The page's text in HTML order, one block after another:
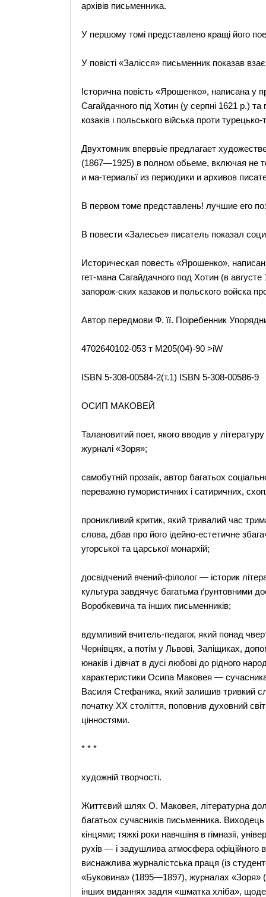
архівів письменника.
У першому томі представлено кращі його
У повісті «Залісся» письменник показав
Історична повість «Ярошенко», написана у
Сагайдачного під Хотин (у серпні 1621 р.)
козаків і польського війська проти
Двухтомник впервьіе предлагает
(1867—1925) в полном обьеме, включая не
и ма-териальї из периодики и архивов
В первом томе представлень! лучшие его
В повести «Залесье» писатель показал
Историческая повесть «Ярошенко»,
гет-мана Сагайдачного под Хотин (в
запорож-ских казаков и польского войска
Автор передмови Ф. її. Поіребенник
4702640102-053 т М205(04)-90 >iW
ISBN 5-308-00584-2(т.1) ISBN 5-308-00586-9
ОСИП МАКОВЕЙ
Талановитий поет, якого вводив у
журналі «Зоря»;
самобутній прозаїк, автор багатьох
переважно гумористичних і сатиричних,
проникливий критик, який тривалий час
слова, дбав про його ідейно-естетичне
угорської та царської монархій;
досвідчений вчений-філолог — історик
культура завдячує багатьма ґрунтовними
Воробкевича та інших письменників;
вдумливий вчитель-педагог, який понад
Чернівцях, а потім у Львові, Заліщиках,
юнаків і дівчат в дусі любові до рідного
характеристики Осипа Маковея —
Василя Стефаника, який залишив тривкий
початку XX століття, поповнив духовний
цінностями.
* * *
художній творчості.
Життєвий шлях О. Маковея, літературна
багатьох сучасників письменника. Виходець
кінцями; тяжкі роки навчшіня в гімназії,
рухів — і задушлива атмосфера офіційного
виснажлива журналістська праця (із
«Буковина» (1895—1897), журналах «Зоря»
інших виданнях задля «шматка хліба»,